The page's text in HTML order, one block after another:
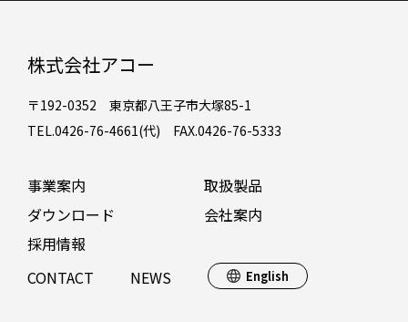
株式会社アコー
〒192-0352 東京都八王子市大塚85-1
TEL.0426-76-4661(代) FAX.0426-76-5333
事業案内
取扱製品
ダウンロード
会社案内
採用情報
CONTACT
NEWS English